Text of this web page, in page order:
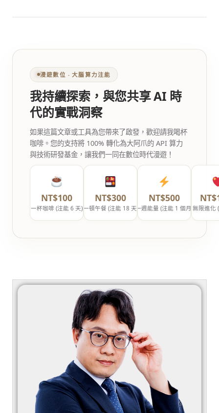
漫遊數位 ‧ 大腦算力注能
我持續探索，與您共享 AI 時
代的實戰洞察
如果這篇文章或工具為您帶來了啟發，歡迎請我喝杯
咖啡。您的支持將 100% 轉化為大阿爪的 API 算力
與技術研發基金，讓我們一同在數位時代漫遊！
NT$100
一杯咖啡 (注能 6 天)
NT$300
一頓午餐 (注能 18 天)
NT$500
一週能量 (注能 1 個月)無限進化